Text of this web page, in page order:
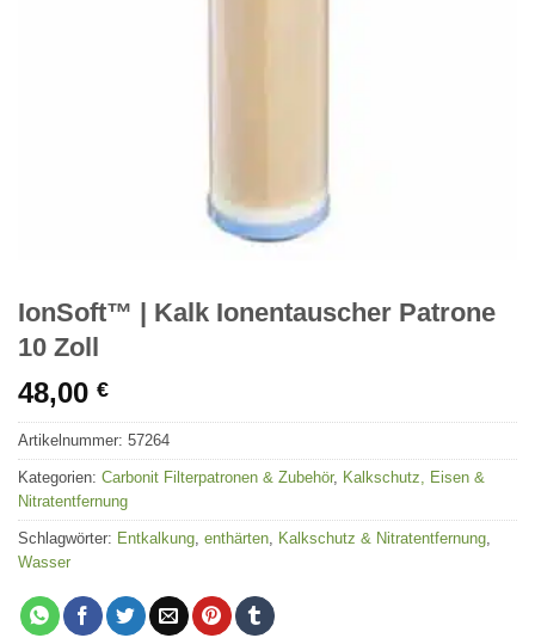
IonSoft™ | Kalk Ionentauscher Patrone
10 Zoll
48,00 €
Artikelnummer: 57264
Kategorien: Carbonit Filterpatronen & Zubehör, Kalkschutz, Eisen &
Nitratentfernung
Schlagwörter: Entkalkung, enthärten, Kalkschutz & Nitratentfernung,
Wasser